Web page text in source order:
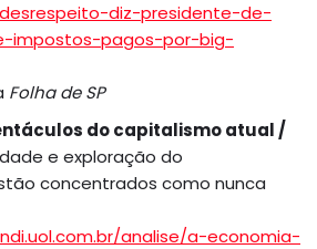
diz-presidente-de-
impostos-pagos-por-big-
Folha de SP
do capitalismo atual /
e exploração do
concentrados como nunca
analise/a-economia-